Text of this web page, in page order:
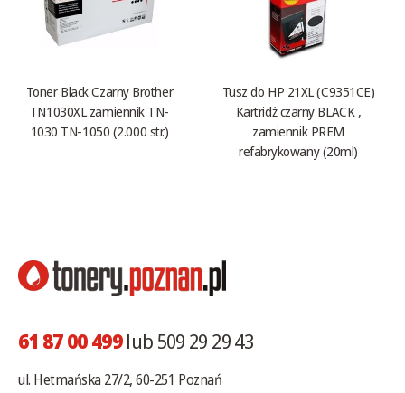
Toner Black Czarny Brother
TN1030XL zamiennik TN-
1030 TN-1050 (2.000 str.)
Tusz do HP 21XL (C9351CE)
Kartridż czarny BLACK ,
zamiennik PREM
refabrykowany (20ml)
61 87 00 499lub 509 29 29 43
ul. Hetmańska 27/2, 60-251 Poznań